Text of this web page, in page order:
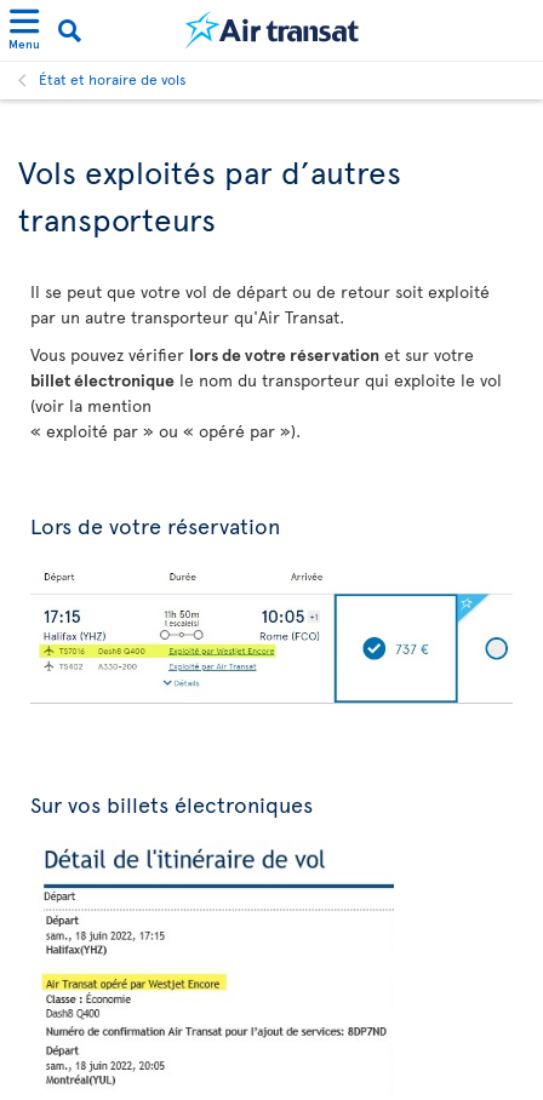
Menu
État et horaire de vols
Vols exploités par d’autres
transporteurs
Il se peut que votre vol de départ ou de retour soit exploité
par un autre transporteur qu'Air Transat.
Vous pouvez vérifier lors de votre réservation et sur votre
billet électronique le nom du transporteur qui exploite le vol
(voir la mention
« exploité par » ou « opéré par »).
Lors de votre réservation
Sur vos billets électroniques